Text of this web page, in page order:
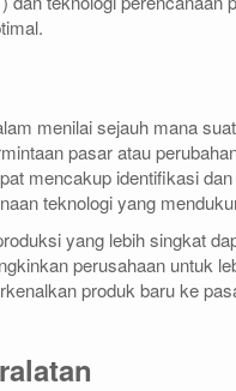
menilai sejauh mana
pasar atau
mencakup identifikasi
teknologi yang
yang lebih singkat
perusahaan untuk
produk baru ke